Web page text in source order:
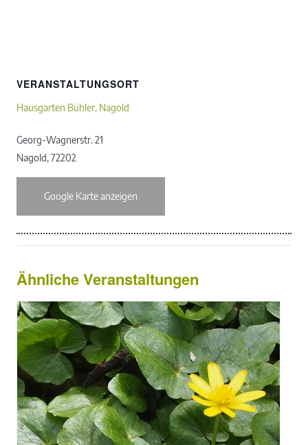
VERANSTALTUNGSORT
Hausgarten Bühler, Nagold
Georg-Wagnerstr. 21
Nagold,72202
Google Karte anzeigen
Ähnliche Veranstaltungen